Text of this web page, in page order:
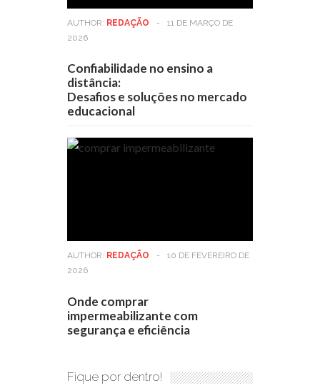
AUTHOR: REDAÇÃO -
11 DE MARÇO DE
2026
Confiabilidade no ensino a
distância:
Desafios e soluções no mercado
educacional
AUTHOR: REDAÇÃO -
10 DE FEVEREIRO DE
2026
Onde comprar
impermeabilizante com
segurança e eficiência
Fique por dentro!